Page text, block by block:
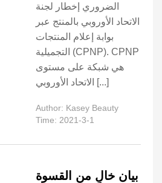
الضروري إخطار لجنة
الاتحاد الأوروبي بالمنتج عبر
بوابة إعلام المنتجات
التجميلية (CPNP). CPNP
هي شبكة على مستوى
الاتحاد الأوروبي [...]
Author: Kasey Beauty
Time: 2021-3-1
بيان خالٍ من القسوة